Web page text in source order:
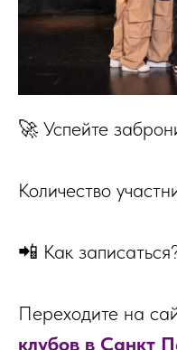
🚀 Успейте
Количество
📲 Как
Переходите на
клубов в Санкт